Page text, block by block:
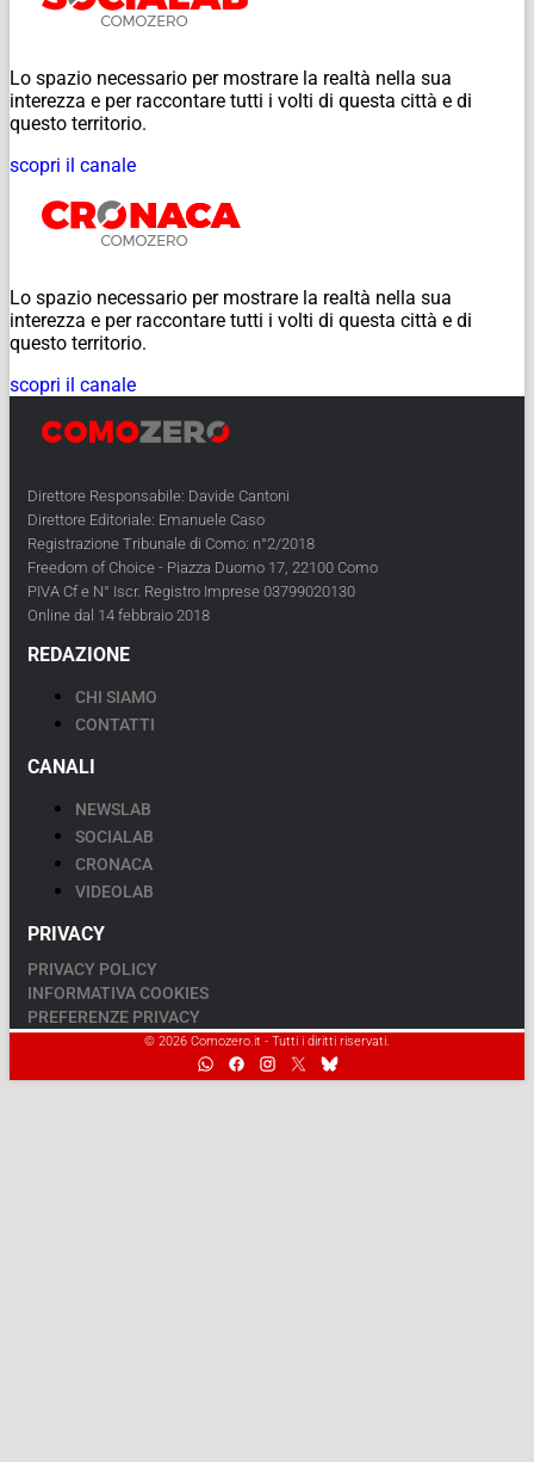
Lo spazio necessario per mostrare la realtà nella sua
interezza e per raccontare tutti i volti di questa città e di
questo territorio.
scopri il canale
Lo spazio necessario per mostrare la realtà nella sua
interezza e per raccontare tutti i volti di questa città e di
questo territorio.
scopri il canale
Direttore Responsabile: Davide Cantoni
Direttore Editoriale: Emanuele Caso
Registrazione Tribunale di Como: n°2/2018
Freedom of Choice - Piazza Duomo 17, 22100 Como
PIVA Cf e N° Iscr. Registro Imprese 03799020130
Online dal 14 febbraio 2018
REDAZIONE
CHI SIAMO
CONTATTI
CANALI
NEWSLAB
SOCIALAB
CRONACA
VIDEOLAB
PRIVACY
PRIVACY POLICY
INFORMATIVA COOKIES
PREFERENZE PRIVACY
© 2026 Comozero.it - Tutti i diritti riservati.